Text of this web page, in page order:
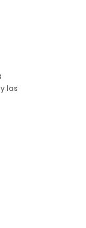
las